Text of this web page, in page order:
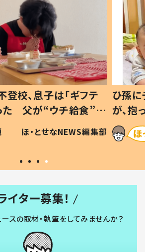
登校、息子は「ギフテ
た 父が“ウチ給食”を
る理由とは #令和の親
ほ・とせなNEWS編集部
ひ孫
が、
「涙が
い」
イター募集！
スの取材・執筆をしてみませんか？